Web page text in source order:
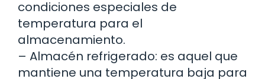
condiciones especiales de
temperatura para el
almacenamiento.
– Almacén refrigerado: es aquel que
mantiene una temperatura baja para